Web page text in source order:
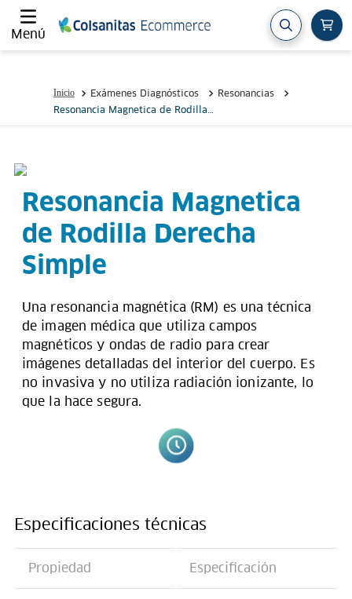
Menú
Exámenes Diagnósticos
Resonancias
Resonancia Magnetica de Rodilla
Resonancia Magnetica
de Rodilla Derecha
Simple
Una resonancia magnética (RM) es una técnica
de imagen médica que utiliza campos
magnéticos y ondas de radio para crear
imágenes detalladas del interior del cuerpo. Es
no invasiva y no utiliza radiación ionizante, lo
que la hace segura.
Especificaciones técnicas
Propiedad Especificación